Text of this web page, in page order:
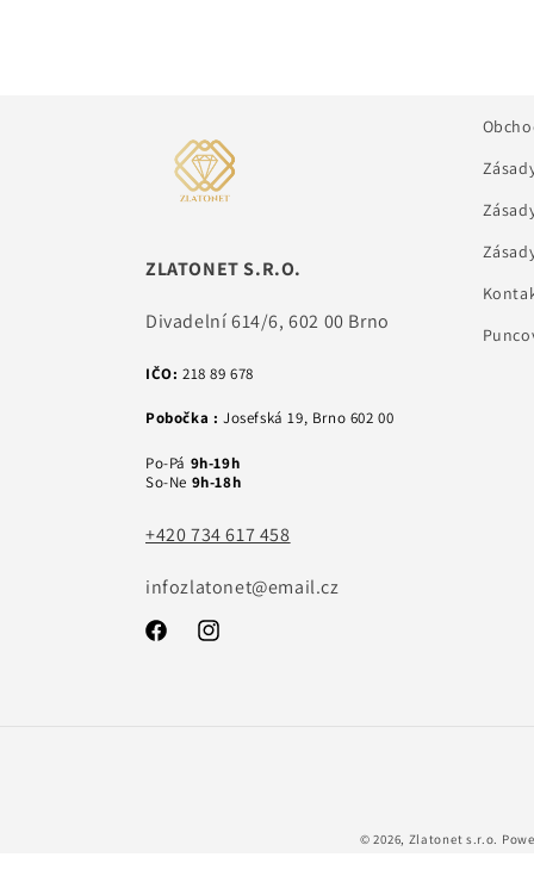
ZLATONET S.R.O.
Divadelní 614/6, 602 00 Brno
IČO: 218 89 678
Pobočka : Josefská 19, Brno 602 00
Po-Pá 9h-19h
So-Ne 9h-18h
+420 734 617 458
infozlatonet@email.cz
FacebookInstagram
© 2026, Zlatonet s.r.o.